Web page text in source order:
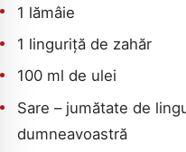
1 lămâie
1 linguriță de zahăr
100 ml de ulei
Sare – jumătate de
dumneavoastră